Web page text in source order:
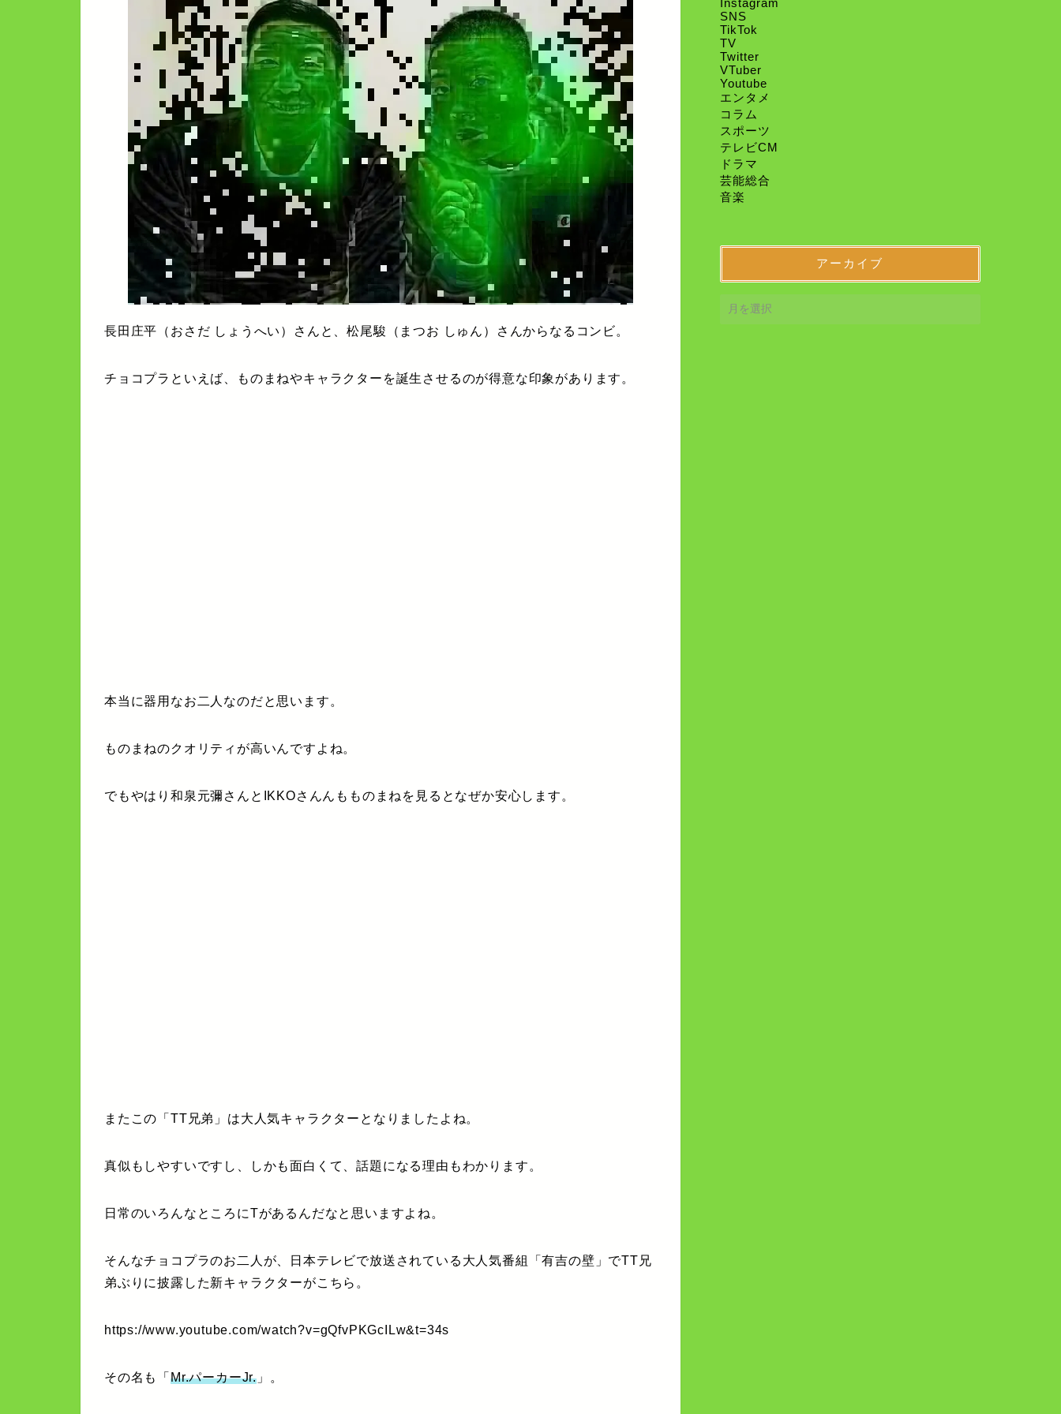
長田庄平（おさだ しょうへい）さんと、松尾駿（まつお しゅん）さんからなるコンビ。
チョコプラといえば、ものまねやキャラクターを誕生させるのが得意な印象があります。
本当に器用なお二人なのだと思います。
ものまねのクオリティが高いんですよね。
でもやはり和泉元彌さんとIKKOさんんもものまねを見るとなぜか安心します。
またこの「TT兄弟」は大人気キャラクターとなりましたよね。
真似もしやすいですし、しかも面白くて、話題になる理由もわかります。
日常のいろんなところにTがあるんだなと思いますよね。
そんなチョコプラのお二人が、日本テレビで放送されている大人気番組「有吉の壁」でTT兄
弟ぶりに披露した新キャラクターがこちら。
https://www.youtube.com/watch?v=gQfvPKGcILw&t=34s
その名も「 Mr.パーカーJr. 」。
Instagram
SNS
TikTok
TV
Twitter
VTuber
Youtube
エンタメ
コラム
スポーツ
テレビCM
ドラマ
芸能総合
音楽
アーカイブ